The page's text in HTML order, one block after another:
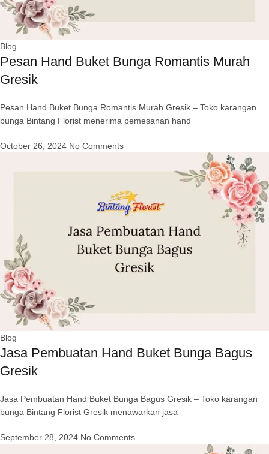
Blog
Pesan Hand Buket Bunga Romantis Murah
Gresik
Pesan Hand Buket Bunga Romantis Murah Gresik – Toko karangan
bunga Bintang Florist menerima pemesanan hand
October 26, 2024 No Comments
Blog
Jasa Pembuatan Hand Buket Bunga Bagus
Gresik
Jasa Pembuatan Hand Buket Bunga Bagus Gresik – Toko karangan
bunga Bintang Florist Gresik menawarkan jasa
September 28, 2024 No Comments